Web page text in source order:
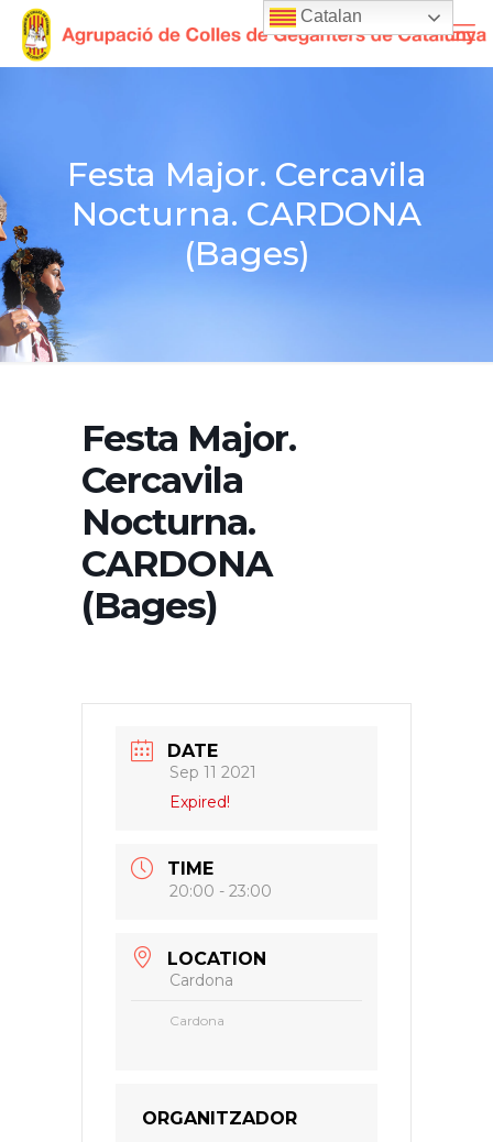
Festa Major. Cercavila
Nocturna. CARDONA
(Bages)
Festa Major.
Cercavila
Nocturna.
CARDONA
(Bages)
DATE
Sep 11 2021
Expired!
TIME
20:00 - 23:00
LOCATION
Cardona
Cardona
ORGANITZADOR
Catalan